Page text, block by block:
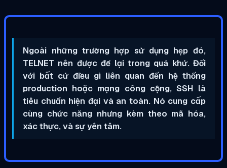
Ngoài những trường hợp sử dụng hẹp đó,
TELNET nên được để lại trong quá khứ. Đối
với bất cứ điều gì liên quan đến hệ thống
production hoặc mạng công cộng, SSH là
tiêu chuẩn hiện đại và an toàn. Nó cung cấp
cùng chức năng nhưng kèm theo mã hóa,
xác thực, và sự yên tâm.